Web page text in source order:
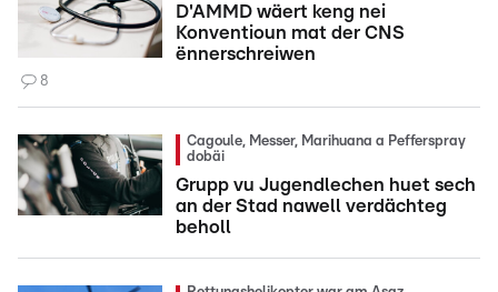
D'AMMD wäert keng nei
Konventioun mat der CNS
ënnerschreiwen
8
Cagoule, Messer, Marihuana a Pefferspray
dobäi
Grupp vu Jugendlechen huet sech
an der Stad nawell verdächteg
beholl